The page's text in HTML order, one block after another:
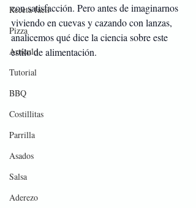
Receta fácil
Pizza
Artículo
Tutorial
BBQ
Costillitas
Parrilla
Asados
Salsa
Aderezo
con satisfacción. Pero antes de imaginarnos
viviendo en cuevas y cazando con lanzas,
analicemos qué dice la ciencia sobre este
estilo de alimentación.